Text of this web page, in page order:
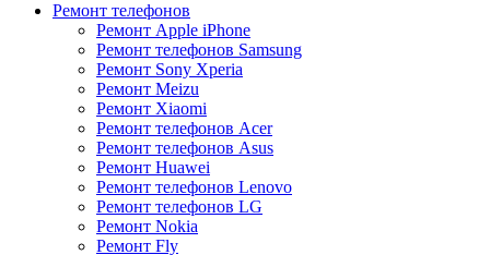
Ремонт телефонов
Ремонт Apple iPhone
Ремонт телефонов Samsung
Ремонт Sony Xperia
Ремонт Meizu
Ремонт Xiaomi
Ремонт телефонов Acer
Ремонт телефонов Asus
Ремонт Huawei
Ремонт телефонов Lenovo
Ремонт телефонов LG
Ремонт Nokia
Ремонт Fly